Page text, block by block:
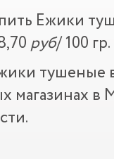
Ежики
руб/ 100 гр.
тушеные
в